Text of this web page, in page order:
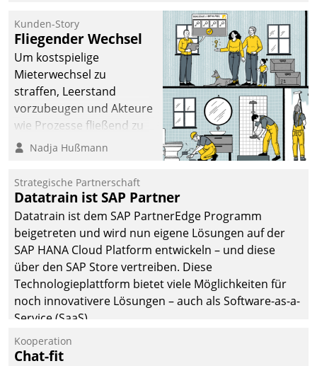
Unternehmen.
Kunden-Story
Fliegender Wechsel
Um kostspielige
Mieterwechsel zu
straffen, Leerstand
vorzubeugen und Akteure
wie Prozesse fließend zu
vernetzen, nutzt die
Jahresbeginn eine
Überblick, Einsicht und
Eingriff bietende Lösung.
Zur Entwicklung setzte
man auf
Cloudtechnologie,
bewährte und Startup-
Partner sowie erstmals
agile Projektmethoden.
Nadja Hußmann
Strategische Partnerschaft
Datatrain ist SAP Partner
Datatrain ist dem SAP PartnerEdge Programm
beigetreten und wird nun eigene Lösungen auf der
SAP HANA Cloud Platform entwickeln – und diese
über den SAP Store vertreiben. Diese
Technologieplattform bietet viele Möglichkeiten für
noch innovativere Lösungen – auch als Software-as-a-
Service (SaaS).
Kooperation
Chat-fit